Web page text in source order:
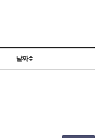
날짜